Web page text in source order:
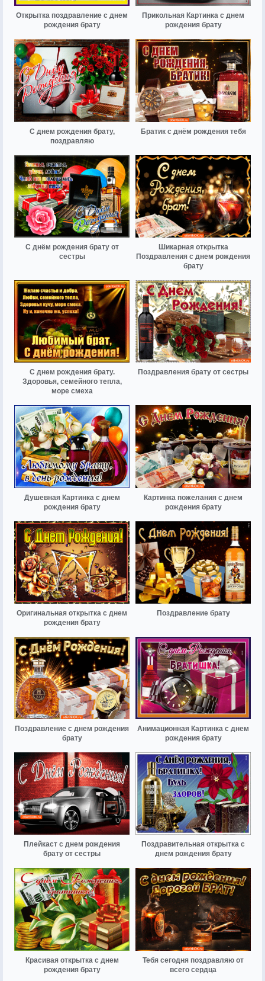
Открытка поздравление с днем
рождения брату
Прикольная Картинка с днем
рождения брату
С днем рождения брату,
поздравляю
Братик с днём рождения тебя
С днём рождения брату от
сестры
Шикарная открытка
Поздравления с днем рождения
брату
С днем рождения брату.
Здоровья, семейного тепла,
море смеха
Поздравления брату от сестры
Душевная Картинка с днем
рождения брату
Картинка пожелания с днем
рождения брату
Оригинальная открытка с днем
рождения брату
Поздравление брату
Поздравление с днем рождения
брату
Анимационная Картинка с днем
рождения брату
Плейкаст с днем рождения
брату от сестры
Поздравительная открытка с
днем рождения брату
Красивая открытка с днем
рождения брату
Тебя сегодня поздравляю от
всего сердца